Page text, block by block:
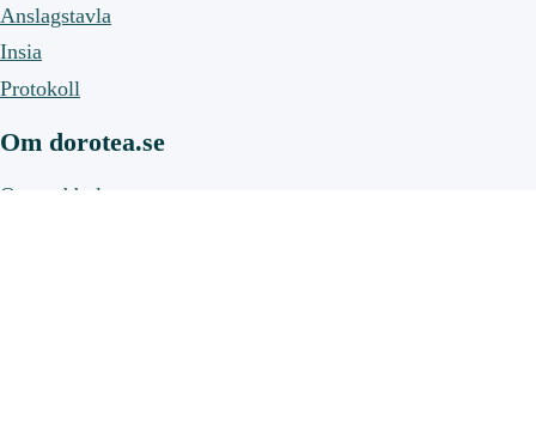
Anslagstavla
Insia
Protokoll
Om dorotea.se
Om webbplatsen